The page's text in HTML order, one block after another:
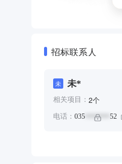
招标联系人
未 未*
相关项目： 2个
电话： 035 ******* 52